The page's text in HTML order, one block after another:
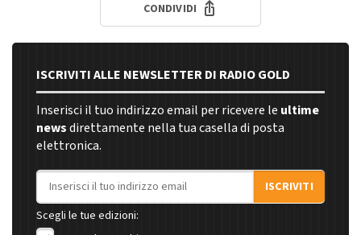
CONDIVIDI
ISCRIVITI ALLE NEWSLETTER DI RADIO GOLD
Inserisci il tuo indirizzo email per ricevere le ultime
newsdirettamente nella tua casella di posta
elettronica.
Indirizzo email
ISCRIVITI
Scegli le tue edizioni: